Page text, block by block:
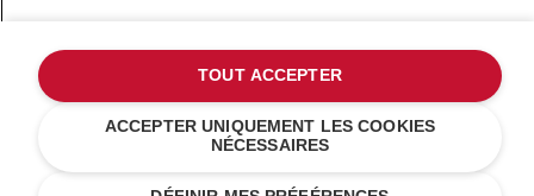
Politique en matière de cookies
Résolution des litiges en ligne
ACCEPTER UNIQUEMENT LES COOKIES
NÉCESSAIRES
TOUT ACCEPTER